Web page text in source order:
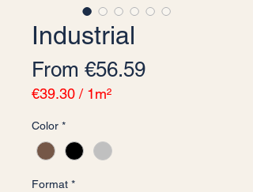
Industrial
From €56.59Sale Price
€39.30 / 1m²
per
1
Square
meter
Color *
Format *